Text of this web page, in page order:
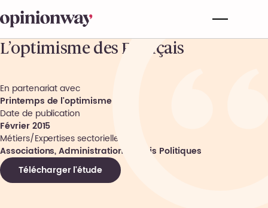
L’optimisme des Français
En partenariat avec
Printemps de l'optimisme
Date de publication
Février 2015
Métiers/Expertises sectorielles
Associations, Administrations, Partis Politiques
Télécharger l'étude